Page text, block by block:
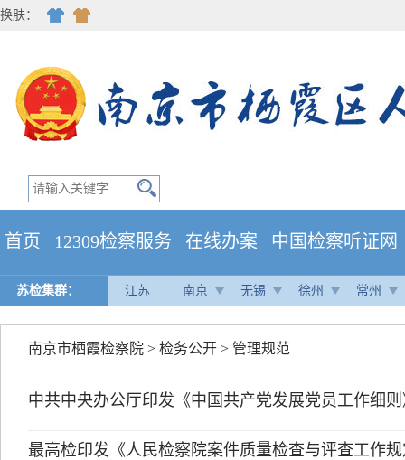
换肤：
首页 12309检察服务 在线办案 中国检察听证网
苏检集群： 江苏 南京 无锡 徐州 常州
南京市栖霞检察院 > 检务公开 > 管理规范
中共中央办公厅印发《中国共产党发展党员工作细
最高检印发《人民检察院案件质量检查与评查工作